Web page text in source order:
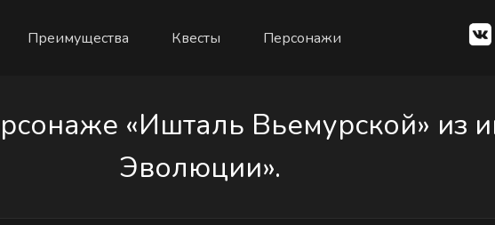
Преимущества Квесты Персонажи
«Ишталь Вьемурской» из
Эволюции».